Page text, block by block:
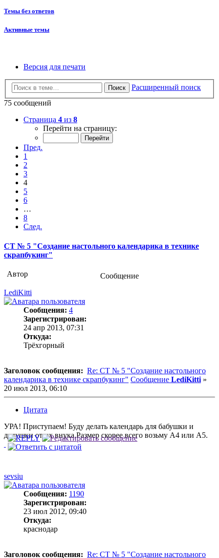
Темы без ответов
Активные темы
Версия для печати
Поиск
Расширенный поиск
75 сообщений
Страница 4 из 8
Перейти на страницу:
Пред.
1
2
3
4
5
6
…
8
След.
СТ № 5 "Создание настольного календарика в технике
скрапбукинг"
Автор
Сообщение
LediKitti
Сообщения: 4
Зарегистрирован:
24 апр 2013, 07:31
Откуда:
Трёхгорный
Заголовок сообщения: Re: СТ № 5 "Создание настольного
календарика в технике скрапбукинг" Сообщение LediKitti »
20 июл 2013, 06:10
Цитата
УРА! Приступаем! Буду делать календарь для бабушки и
дедушки от их внука.Размер скорее всего возьму А4 или А5.
sevsiu
Сообщения: 1190
Зарегистрирован:
23 июл 2012, 09:40
Откуда:
краснодар
Заголовок сообщения: Re: СТ № 5 "Создание настольного